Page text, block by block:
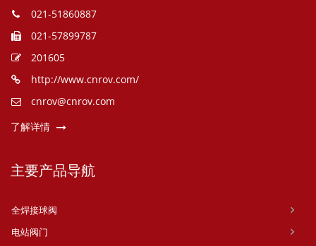
021-51860887
021-57899787
201605
http://www.cnrov.com/
cnrov@cnrov.com
了解详情
主要产品导航
全焊接球阀
电站阀门